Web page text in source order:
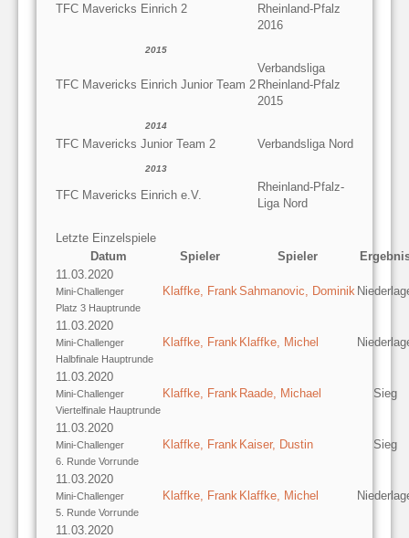
TFC Mavericks Einrich 2
Rheinland-Pfalz
2016
2015
TFC Mavericks Einrich Junior Team 2
Verbandsliga
Rheinland-Pfalz
2015
2014
TFC Mavericks Junior Team 2 Verbandsliga Nord
2013
TFC Mavericks Einrich e.V.
Rheinland-Pfalz-
Liga Nord
Letzte Einzelspiele
Datum
Spieler Spieler
11.03.2020
Mini-Challenger
Platz 3 Hauptrunde
Klaffke, Frank Sahmanovic, Dominik
11.03.2020
Mini-Challenger
Halbfinale Hauptrunde
Klaffke, Frank Klaffke, Michel
11.03.2020
Mini-Challenger
Viertelfinale Hauptrunde
Klaffke, Frank Raade, Michael Sieg
11.03.2020
Mini-Challenger
6. Runde Vorrunde
Klaffke, Frank Kaiser, Dustin Sieg
11.03.2020
Mini-Challenger
5. Runde Vorrunde
Klaffke, Frank Klaffke, Michel
11.03.2020